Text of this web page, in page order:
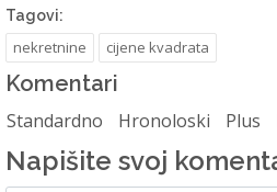
Tagovi:
nekretnine cijene kvadrata
Komentari
Standardno Hronoloski Plus
Napišite svoj